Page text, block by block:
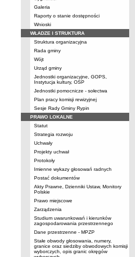
Galeria
Raporty o stanie dostępności
Wnioski
WŁADZE I STRUKTURA
Struktura organizacyjna
Rada gminy
Wójt
Urząd gminy
Jednostki organizacyjne, GOPS,
Instytucja kultury, OSP
Jednostki pomocnicze - sołectwa
Plan pracy komisji rewizyjnej
Sesje Rady Gminy Rypin
PRAWO LOKALNE
Statut
Strategia rozwoju
Uchwały
Projekty uchwał
Protokoły
Imienne wykazy głosowań radnych
Postać dokumentów
Akty Prawne, Dzienniki Ustaw, Monitory
Polskie
Prawo miejscowe
Zarządzenia
Studium uwarunkowań i kierunków
zagospodarowania przestrzennego
Dane przestrzenne - MPZP
Stałe obwody głosowania, numery,
granice oraz siedziby obwodowych komisji
wyborczych, opis granic okręgów